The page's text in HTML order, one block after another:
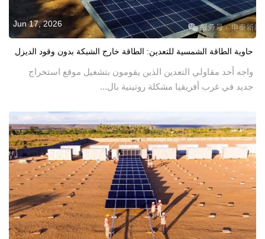
Jun 17, 2026
حاوية الطاقة الشمسية للتعدين: الطاقة خارج الشبكة بدون وقود الديزل
واجه أحد مقاولي التعدين الذين يقومون بتشغيل موقع استخراج
جديد في غرب أفريقيا مشكلة روتينية بال...